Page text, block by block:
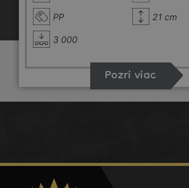
PP 21 cm
3 000
Pozri viac